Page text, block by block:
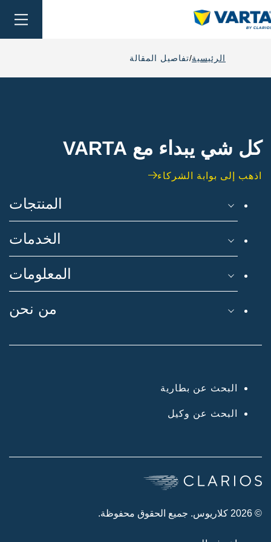
الرئيسية تفاصيل المقالة
كل شي يبداء مع VARTA
اذهب إلى بوابة الشركاء
المنتجات
الخدمات
المعلومات
من نحن
البحث عن بطارية
البحث عن وكيل
© 2026 كلاريوس. جميع الحقوق محفوظة.